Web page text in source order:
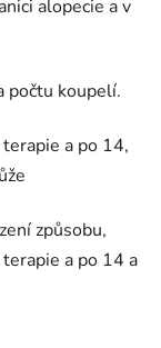
alopecie a v
počtu koupelí.
a po 14,
způsobu,
a po 14 a